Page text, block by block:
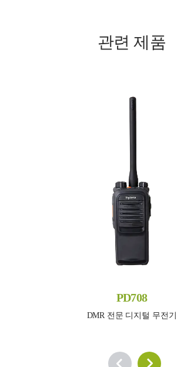
관련 제품
PD708
DMR 전문 디지털 무전기